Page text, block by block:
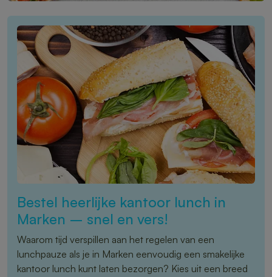
Bestel heerlijke kantoor lunch in
Marken – snel en vers!
Waarom tijd verspillen aan het regelen van een
lunchpauze als je in Marken eenvoudig een smakelijke
kantoor lunch kunt laten bezorgen? Kies uit een breed